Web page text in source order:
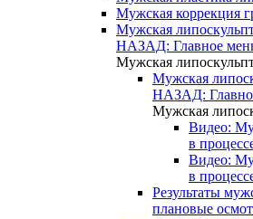
Мужская коррекция
Мужская
НАЗАД: Главное
Мужская
Мужская
НАЗАД:
Мужская
Видео:
в
Видео:
в
Результаты
плановые